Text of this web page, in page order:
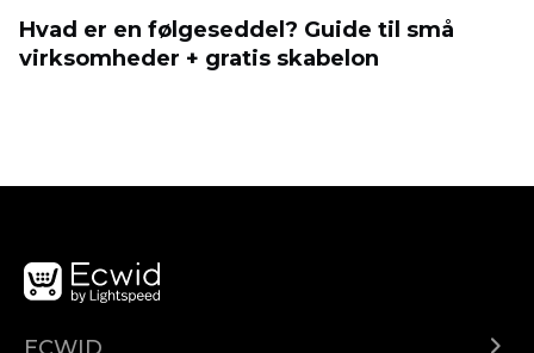
Hvad er en følgeseddel? Guide til små
virksomheder + gratis skabelon